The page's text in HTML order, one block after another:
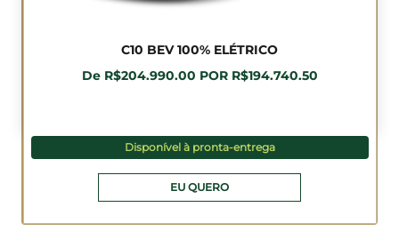
C10 BEV 100% ELÉTRICO
De R$204.990.00 POR R$194.740.50
Disponível à pronta-entrega
EU QUERO